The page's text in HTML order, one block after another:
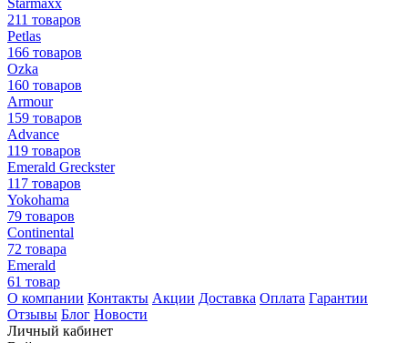
Starmaxx
211 товаров
Petlas
166 товаров
Ozka
160 товаров
Armour
159 товаров
Advance
119 товаров
Emerald Greckster
117 товаров
Yokohama
79 товаров
Continental
72 товара
Emerald
61 товар
О компании Контакты Акции Доставка Оплата Гарантии
Отзывы Блог Новости
Личный кабинет